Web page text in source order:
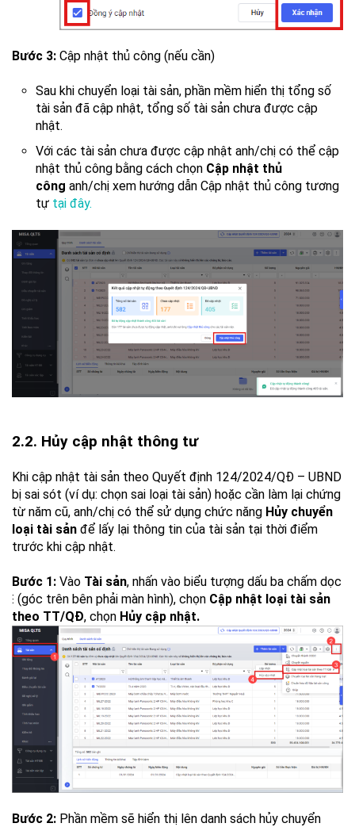
Bước 3: Cập nhật thủ công (nếu cần)
Sau khi chuyển loại tài sản, phần mềm hiển thị tổng số
tài sản đã cập nhật, tổng số tài sản chưa được cập
nhật.
Với các tài sản chưa được cập nhật anh/chị có thể cập
nhật thủ công bằng cách chọn Cập nhật thủ
công anh/chị xem hướng dẫn Cập nhật thủ công tương
tự tại đây.
2.2. Hủy cập nhật thông tư
Khi cập nhật tài sản theo Quyết định 124/2024/QĐ – UBND
bị sai sót (ví dụ: chọn sai loại tài sản) hoặc cần làm lại chứng
từ năm cũ, anh/chị có thể sử dụng chức năng Hủy chuyển
loại tài sản để lấy lại thông tin của tài sản tại thời điểm
trước khi cập nhật.
Bước 1: Vào Tài sản, nhấn vào biểu tượng dấu ba chấm dọc
⁝ (góc trên bên phải màn hình), chọn Cập nhật loại tài sản
theo TT/QĐ, chọn Hủy cập nhật.
Bước 2: Phần mềm sẽ hiển thị lên danh sách hủy chuyển